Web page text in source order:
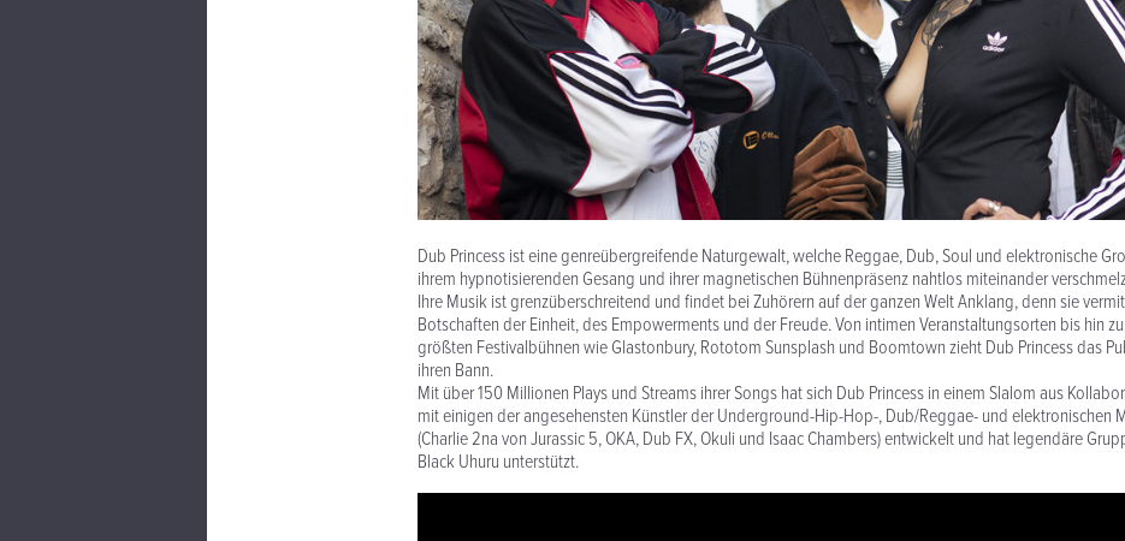
Dub Princess ist eine genreübergreifende Naturgewalt, welche Reggae, Dub, Soul und elektronische
ihrem hypnotisierenden Gesang und ihrer magnetischen Bühnenpräsenz nahtlos miteinander
Ihre Musik ist grenzüberschreitend und findet bei Zuhörern auf der ganzen Welt Anklang, denn sie
Botschaften der Einheit, des Empowerments und der Freude. Von intimen Veranstaltungsorten bis hin
größten Festivalbühnen wie Glastonbury, Rototom Sunsplash und Boomtown zieht Dub Princess das
ihren Bann.
Mit über 150 Millionen Plays und Streams ihrer Songs hat sich Dub Princess in einem Slalom aus
mit einigen der angesehensten Künstler der Underground-Hip-Hop-, Dub/Reggae- und elektronischen
(Charlie 2na von Jurassic 5, OKA, Dub FX, Okuli und Isaac Chambers) entwickelt und hat legendäre
Black Uhuru unterstützt.